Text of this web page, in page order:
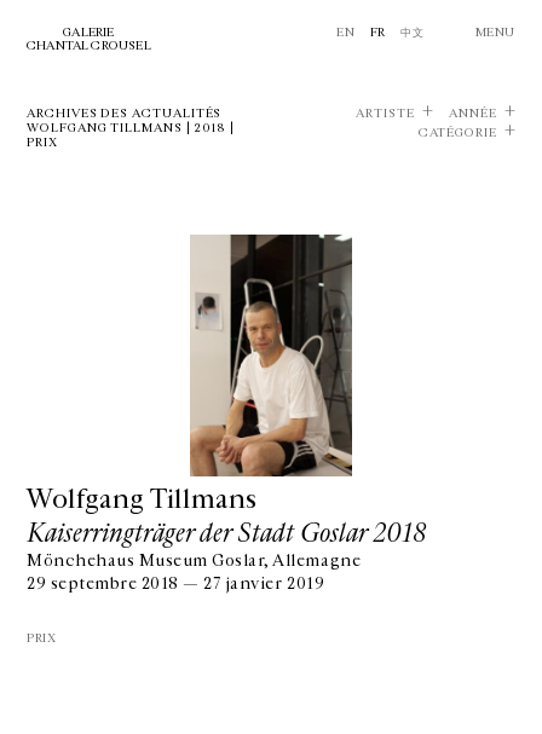
GALERIE
CHANTAL CROUSEL
EN FR 中文 MENU
ARCHIVES DES ACTUALITÉS
WOLFGANG TILLMANS | 2018 |
PRIX
ARTISTE
ANNÉE
CATÉGORIE
Wolfgang Tillmans
Kaiserringträger der Stadt Goslar 2018
Mönchehaus Museum Goslar, Allemagne
29 septembre 2018 — 27 janvier 2019
PRIX
GALERIE CHANTAL CROUSEL
T.+33 1 42 77 38 87